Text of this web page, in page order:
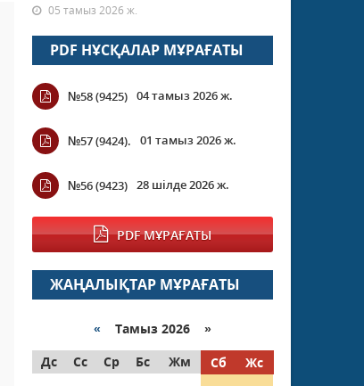
05 тамыз 2026 ж.
PDF НҰСҚАЛАР МҰРАҒАТЫ
№58 (9425) 04 тамыз 2026 ж.
№57 (9424). 01 тамыз 2026 ж.
№56 (9423) 28 шілде 2026 ж.
PDF МҰРАҒАТЫ
ЖАҢАЛЫҚТАР МҰРАҒАТЫ
« Тамыз 2026 »
Дс
Сс Ср Бс Жм Сб
Жс